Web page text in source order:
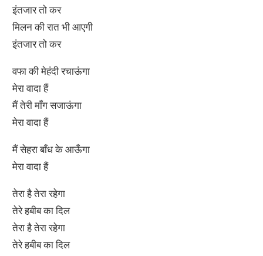
इंतजार तो कर
मिलन की रात भी आएगी
इंतजार तो कर
वफा की मेहंदी रचाऊंगा
मेरा वादा हैं
मैं तेरी माँग सजाऊंगा
मेरा वादा हैं
मैं सेहरा बाँध के आऊँगा
मेरा वादा हैं
तेरा है तेरा रहेगा
तेरे हबीब का दिल
तेरा है तेरा रहेगा
तेरे हबीब का दिल